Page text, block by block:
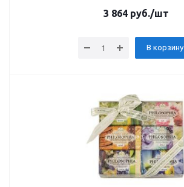
3 864 руб./шт
В корзину